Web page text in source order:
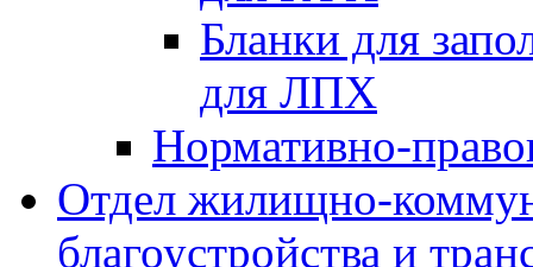
Бланки для
для ЛПХ
Нормативно-
Отдел жилищно-
благоустройства и